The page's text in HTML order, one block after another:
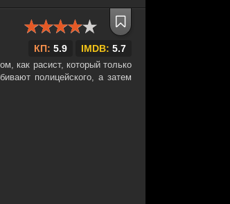
КП: 5.9 IMDB: 5.7
как расист, который только
полицейского, а затем